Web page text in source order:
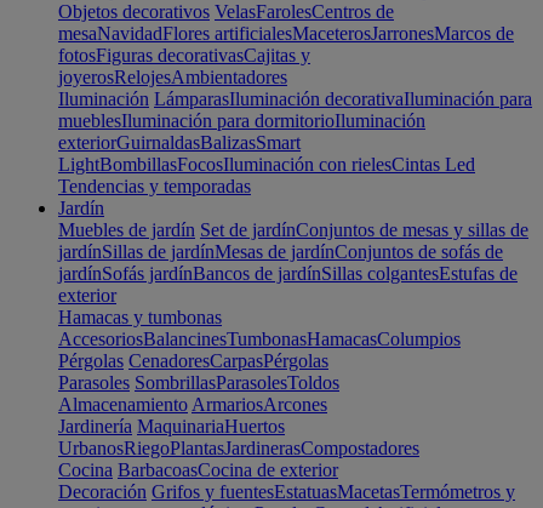
Objetos decorativos VelasFarolesCentros de
mesaNavidadFlores artificialesMaceterosJarronesMarcos de
fotosFiguras decorativasCajitas y
joyerosRelojesAmbientadores
Iluminación LámparasIluminación decorativaIluminación para
mueblesIluminación para dormitorioIluminación
exteriorGuirnaldasBalizasSmart
LightBombillasFocosIluminación con rielesCintas Led
Tendencias y temporadas
Jardín
Muebles de jardín Set de jardínConjuntos de mesas y sillas de
jardínSillas de jardínMesas de jardínConjuntos de sofás de
jardínSofás jardínBancos de jardínSillas colgantesEstufas de
exterior
Hamacas y tumbonas
AccesoriosBalancinesTumbonasHamacasColumpios
Pérgolas CenadoresCarpasPérgolas
Parasoles SombrillasParasolesToldos
Almacenamiento ArmariosArcones
Jardinería MaquinariaHuertos
UrbanosRiegoPlantasJardinerasCompostadores
Cocina BarbacoasCocina de exterior
Decoración Grifos y fuentesEstatuasMacetasTermómetros y